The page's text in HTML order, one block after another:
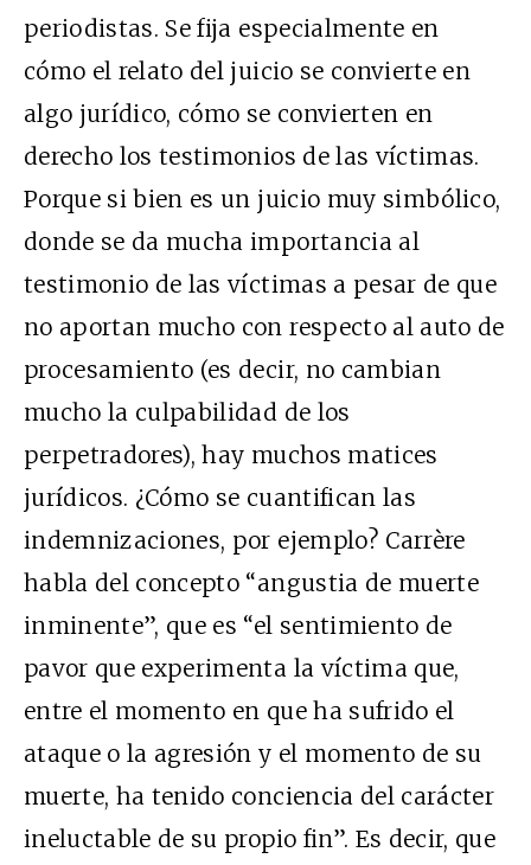
periodistas. Se fija especialmente en
cómo el relato del juicio se convierte en
algo jurídico, cómo se convierten en
derecho los testimonios de las víctimas.
Porque si bien es un juicio muy simbólico,
donde se da mucha importancia al
testimonio de las víctimas a pesar de que
no aportan mucho con respecto al auto de
procesamiento (es decir, no cambian
mucho la culpabilidad de los
perpetradores), hay muchos matices
jurídicos. ¿Cómo se cuantifican las
indemnizaciones, por ejemplo? Carrère
habla del concepto “angustia de muerte
inminente”, que es “el sentimiento de
pavor que experimenta la víctima que,
entre el momento en que ha sufrido el
ataque o la agresión y el momento de su
muerte, ha tenido conciencia del carácter
ineluctable de su propio fin”. Es decir, que